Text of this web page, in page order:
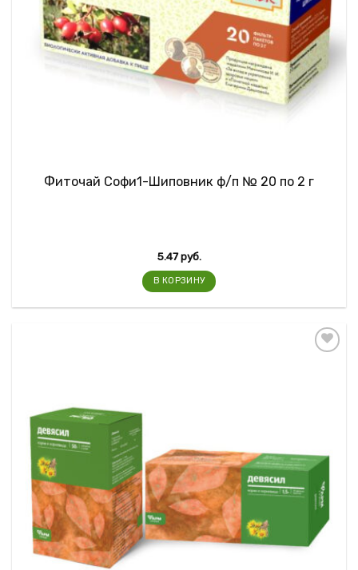
Фиточай Софи1-Шиповник ф/п № 20 по 2 г
5.47руб.
В КОРЗИНУ